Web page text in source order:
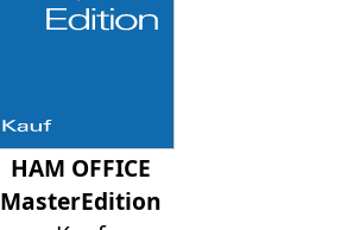
HAM OFFICE
MasterEdition